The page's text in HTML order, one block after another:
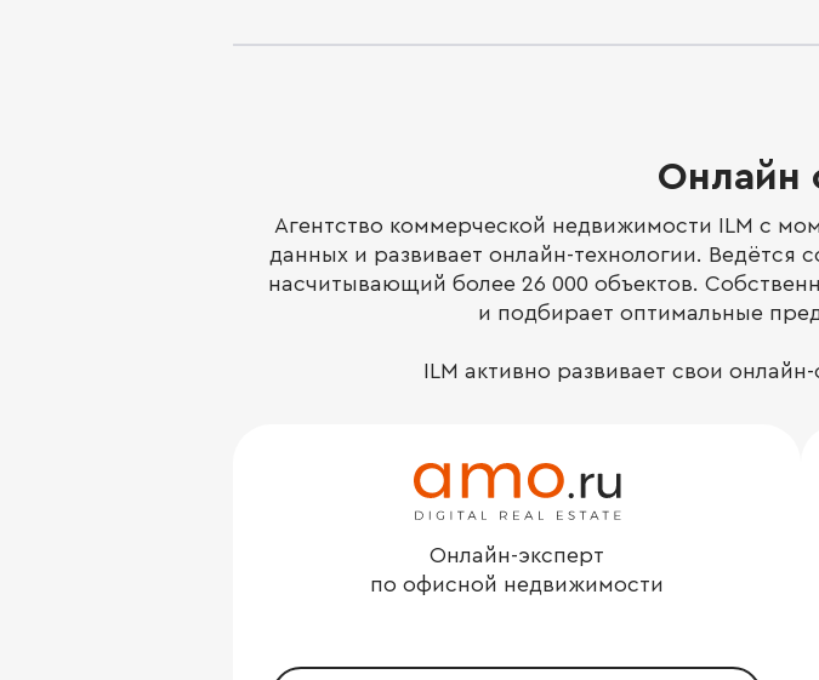
Онлайн
Агентство коммерческой недвижимости ILM с
данных и развивает онлайн-технологии.
насчитывающий более 26 000 объектов.
и подбирает оптимальные
ILM активно развивает свои
Онлайн-эксперт
по офисной недвижимости